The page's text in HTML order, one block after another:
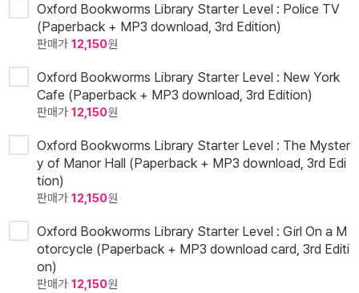
Oxford Bookworms Library Starter Level : Police TV
(Paperback + MP3 download, 3rd Edition)
판매가 12,150원
Oxford Bookworms Library Starter Level : New York
Cafe (Paperback + MP3 download, 3rd Edition)
판매가 12,150원
Oxford Bookworms Library Starter Level : The Myster
y of Manor Hall (Paperback + MP3 download, 3rd Edi
tion)
판매가 12,150원
Oxford Bookworms Library Starter Level : Girl On a M
otorcycle (Paperback + MP3 download card, 3rd Editi
on)
판매가 12,150원